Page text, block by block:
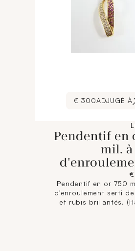
ADJUGÉ À
300 €
Pendentif en
mil.
Pendentif en or 750
d'enroulement serti
et rubis brillantés.